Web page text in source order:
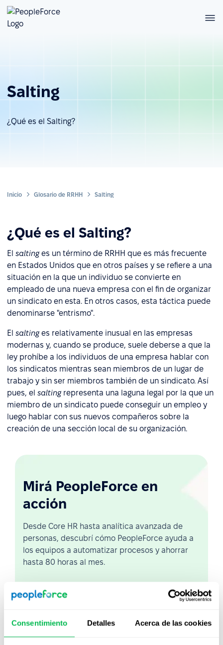
Consentimiento Detalles Acerca de las cookies
Salting
¿Qué es el Salting?
Inicio Glosario de RRHH Salting
¿Qué es el Salting?
El saltinges un término de RRHH que es más frecuente
en Estados Unidos que en otros países y se refiere a una
situación en la que un individuo se convierte en
empleado de una nueva empresa con el fin de organizar
un sindicato en esta. En otros casos, esta táctica puede
denominarse "entrismo".
El saltinges relativamente inusual en las empresas
modernas y, cuando se produce, suele deberse a que la
ley prohíbe a los individuos de una empresa hablar con
los sindicatos mientras sean miembros de un lugar de
trabajo y sin ser miembros también de un sindicato. Así
pues, el saltingrepresenta una laguna legal por la que un
miembro de un sindicato puede conseguir un empleo y
luego hablar con sus nuevos compañeros sobre la
creación de una sección local de su organización.
Mirá PeopleForce en
acción
Desde Core HR hasta analítica avanzada de
personas, descubrí cómo PeopleForce ayuda a
los equipos a automatizar procesos y ahorrar
hasta 80 horas al mes.
Ver demo en vivo
Ver video